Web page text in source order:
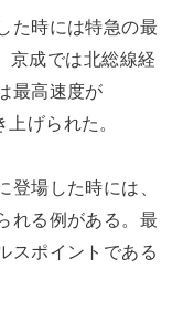
た時には特急の最
京成では北総線経
最高速度が
げられた。
登場した時には、
れる例がある。最
スポイントである